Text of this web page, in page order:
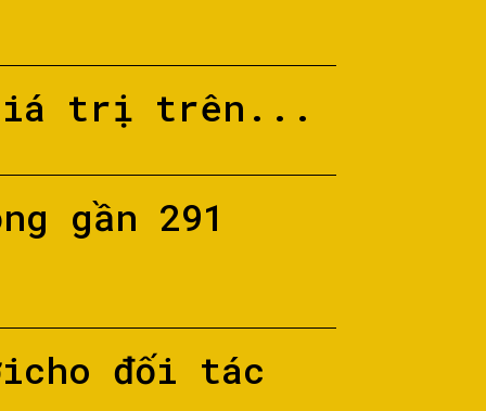
giá trị trên...
gần 291
đối tác